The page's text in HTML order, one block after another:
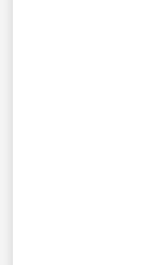
4. QUELS SONT
INDESIRABLES
Comme tous les
médicament
indésirables,
pouvant
● Réactions
Éruption
Très rare :
chez 1